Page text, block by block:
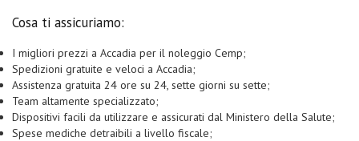
Cosa ti assicuriamo:
I migliori prezzi a Accadia per il noleggio Cemp;
Spedizioni gratuite e veloci a Accadia;
Assistenza gratuita 24 ore su 24, sette giorni su sette;
Team altamente specializzato;
Dispositivi facili da utilizzare e assicurati dal Ministero della Salute;
Spese mediche detraibili a livello fiscale;